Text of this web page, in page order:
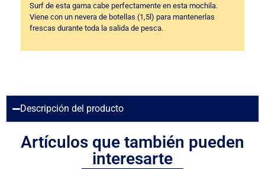
Surf de esta gama cabe perfectamente en esta mochila.
Viene con un nevera de botellas (1,5l) para mantenerlas
frescas durante toda la salida de pesca.
Descripción del producto
Artículos que también pueden
interesarte